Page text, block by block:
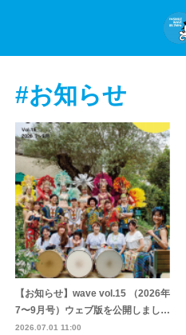
#お知らせ
【お知らせ】wave vol.15 （2026年
7〜9月号）ウェブ版を公開しまし…
2026.07.01 11:00